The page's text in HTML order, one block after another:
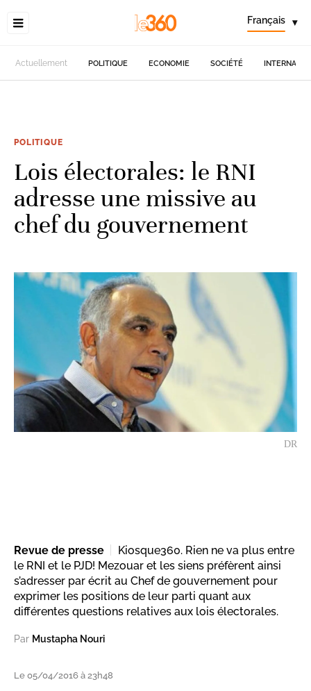
Français ▾
Actuellement POLITIQUE ECONOMIE SOCIÉTÉ
POLITIQUE
Lois électorales: le RNI
adresse une missive au
chef du gouvernement
DR
Revue de presse
Kiosque360. Rien ne va plus entre
le RNI et le PJD! Mezouar et les siens préfèrent ainsi
s’adresser par écrit au Chef de gouvernement pour
exprimer les positions de leur parti quant aux
différentes questions relatives aux lois électorales.
Par Mustapha Nouri
Le 05/04/2016 à 23h48